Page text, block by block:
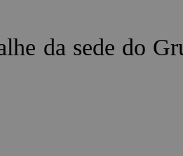
da sede do